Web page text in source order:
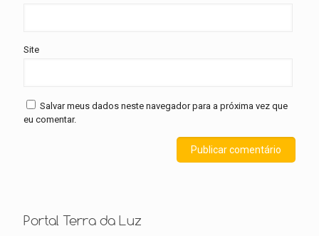
Site
Salvar meus dados neste navegador para a próxima vez que
eu comentar.
Portal Terra da Luz